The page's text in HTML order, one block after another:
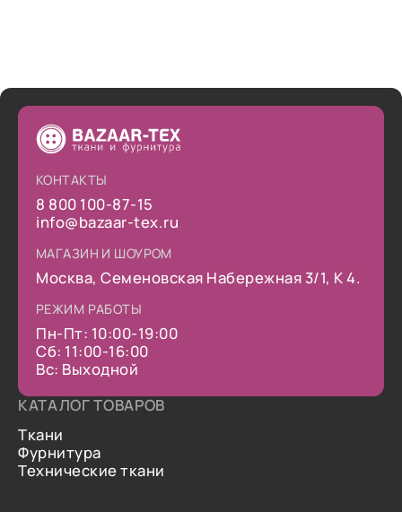
КОНТАКТЫ
8 800 100-87-15
info@bazaar-tex.ru
МАГАЗИН И ШОУРОМ
Москва, Семеновская Набережная 3/1, К 4.
РЕЖИМ РАБОТЫ
Пн-Пт: 10:00-19:00
Сб: 11:00-16:00
Вс: Выходной
КАТАЛОГ ТОВАРОВ
Ткани
Фурнитура
Технические ткани